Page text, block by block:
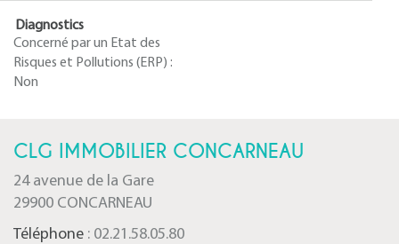
Diagnostics
Concerné par un Etat des
Risques et Pollutions (ERP) :
Non
CLG IMMOBILIER CONCARNEAU
24 avenue de la Gare
29900 CONCARNEAU
Téléphone : 02.21.58.05.80